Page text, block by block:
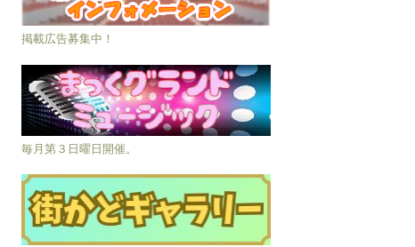
掲載広告募集中！
毎月第３日曜日開催。